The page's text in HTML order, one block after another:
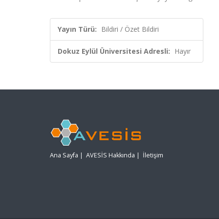
Yayın Türü: Bildiri / Özet Bildiri
Dokuz Eylül Üniversitesi Adresli: Hayır
Ana Sayfa | AVESİS Hakkında | İletişim